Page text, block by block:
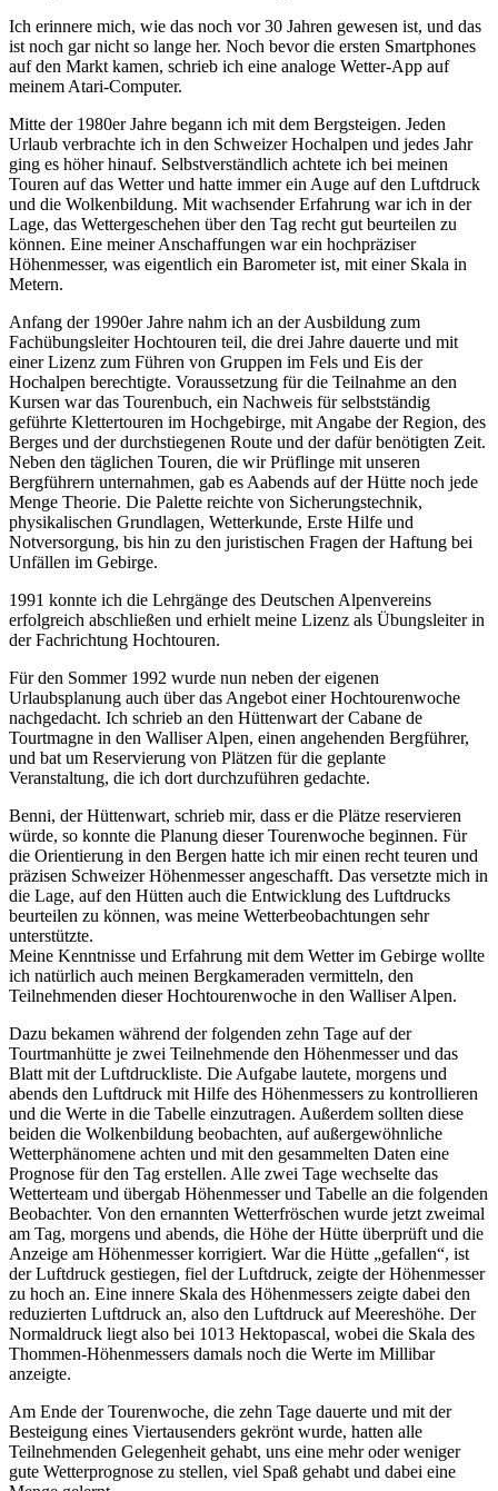
Ich erinnere mich, wie das noch vor 30 Jahren gewesen ist, und das
ist noch gar nicht so lange her. Noch bevor die ersten Smartphones
auf den Markt kamen, schrieb ich eine analoge Wetter-App auf
meinem Atari-Computer.
Mitte der 1980er Jahre begann ich mit dem Bergsteigen. Jeden
Urlaub verbrachte ich in den Schweizer Hochalpen und jedes Jahr
ging es höher hinauf. Selbstverständlich achtete ich bei meinen
Touren auf das Wetter und hatte immer ein Auge auf den Luftdruck
und die Wolkenbildung. Mit wachsender Erfahrung war ich in der
Lage, das Wettergeschehen über den Tag recht gut beurteilen zu
können. Eine meiner Anschaffungen war ein hochpräziser
Höhenmesser, was eigentlich ein Barometer ist, mit einer Skala in
Metern.
Anfang der 1990er Jahre nahm ich an der Ausbildung zum
Fachübungsleiter Hochtouren teil, die drei Jahre dauerte und mit
einer Lizenz zum Führen von Gruppen im Fels und Eis der
Hochalpen berechtigte. Voraussetzung für die Teilnahme an den
Kursen war das Tourenbuch, ein Nachweis für selbstständig
geführte Klettertouren im Hochgebirge, mit Angabe der Region, des
Berges und der durchstiegenen Route und der dafür benötigten Zeit.
Neben den täglichen Touren, die wir Prüflinge mit unseren
Bergführern unternahmen, gab es Aabends auf der Hütte noch jede
Menge Theorie. Die Palette reichte von Sicherungstechnik,
physikalischen Grundlagen, Wetterkunde, Erste Hilfe und
Notversorgung, bis hin zu den juristischen Fragen der Haftung bei
Unfällen im Gebirge.
1991 konnte ich die Lehrgänge des Deutschen Alpenvereins
erfolgreich abschließen und erhielt meine Lizenz als Übungsleiter in
der Fachrichtung Hochtouren.
Für den Sommer 1992 wurde nun neben der eigenen
Urlaubsplanung auch über das Angebot einer Hochtourenwoche
nachgedacht. Ich schrieb an den Hüttenwart der Cabane de
Tourtmagne in den Walliser Alpen, einen angehenden Bergführer,
und bat um Reservierung von Plätzen für die geplante
Veranstaltung, die ich dort durchzuführen gedachte.
Benni, der Hüttenwart, schrieb mir, dass er die Plätze reservieren
würde, so konnte die Planung dieser Tourenwoche beginnen. Für
die Orientierung in den Bergen hatte ich mir einen recht teuren und
präzisen Schweizer Höhenmesser angeschafft. Das versetzte mich in
die Lage, auf den Hütten auch die Entwicklung des Luftdrucks
beurteilen zu können, was meine Wetterbeobachtungen sehr
unterstützte.
Meine Kenntnisse und Erfahrung mit dem Wetter im Gebirge wollte
ich natürlich auch meinen Bergkameraden vermitteln, den
Teilnehmenden dieser Hochtourenwoche in den Walliser Alpen.
Dazu bekamen während der folgenden zehn Tage auf der
Tourtmanhütte je zwei Teilnehmende den Höhenmesser und das
Blatt mit der Luftdruckliste. Die Aufgabe lautete, morgens und
abends den Luftdruck mit Hilfe des Höhenmessers zu kontrollieren
und die Werte in die Tabelle einzutragen. Außerdem sollten diese
beiden die Wolkenbildung beobachten, auf außergewöhnliche
Wetterphänomene achten und mit den gesammelten Daten eine
Prognose für den Tag erstellen. Alle zwei Tage wechselte das
Wetterteam und übergab Höhenmesser und Tabelle an die folgenden
Beobachter. Von den ernannten Wetterfröschen wurde jetzt zweimal
am Tag, morgens und abends, die Höhe der Hütte überprüft und die
Anzeige am Höhenmesser korrigiert. War die Hütte
gefallen , ist
der Luftdruck gestiegen, fiel der Luftdruck, zeigte der Höhenmesser
zu hoch an. Eine innere Skala des Höhenmessers zeigte dabei den
reduzierten Luftdruck an, also den Luftdruck auf Meereshöhe. Der
Normaldruck liegt also bei 1013 Hektopascal, wobei die Skala des
Thommen-Höhenmessers damals noch die Werte im Millibar
anzeigte.
Am Ende der Tourenwoche, die zehn Tage dauerte und mit der
Besteigung eines Viertausenders gekrönt wurde, hatten alle
Teilnehmenden Gelegenheit gehabt, uns eine mehr oder weniger
gute Wetterprognose zu stellen, viel Spaß gehabt und dabei eine